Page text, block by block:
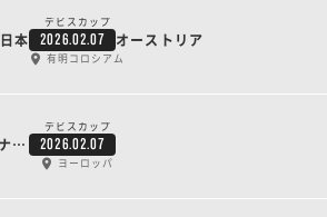
デビスカップ
日本 2026.02.07 オーストリア
有明コロシアム
デビスカップ
2026ファイナル予選 第1ラウンド 3日目
2026.02.07
ヨーロッパ